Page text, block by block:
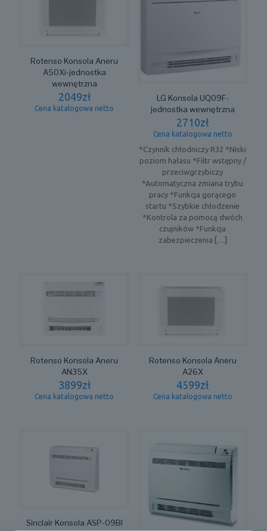
Rotenso Konsola Aneru
A50Xi-jednostka
wewnętrzna
2049zł
Cena katalogowa netto
LG Konsola UQ09F-
jednostka wewnętrzna
2710zł
Cena katalogowa netto
*Czynnik chłodniczy R32 *Niski
poziom hałasu *Filtr wstępny /
przeciwgrzybiczy
*Automatyczna zmiana trybu
pracy *Funkcja gorącego
startu *Szybkie chłodzenie
*Kontrola za pomocą dwóch
czujników *Funkcja
zabezpieczenia […]
Rotenso Konsola Aneru
AN35X
3899zł
Cena katalogowa netto
Rotenso Konsola Aneru
A26X
4599zł
Cena katalogowa netto
Sinclair Konsola ASP-09BI